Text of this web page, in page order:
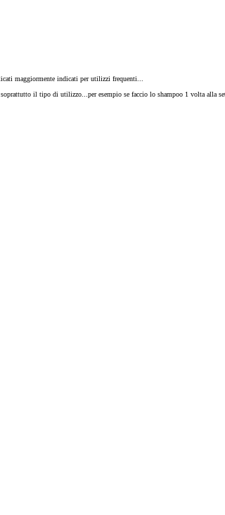
maggiormente indicati per utilizzi frequenti...
il tipo di utilizzo...per esempio se faccio lo shampoo 1 volta alla